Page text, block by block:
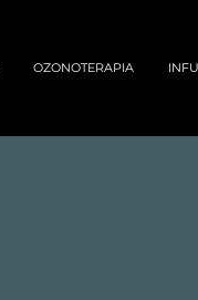
OZONOTERAPIA